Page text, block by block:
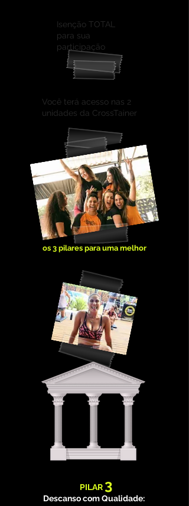
Isenção TOTAL
para sua
participação
3) Acesso VIP
Você terá acesso nas 2
unidades da CrossTainer
os 3 pilares para uma melhor
PILAR 3
Descanso com Qualidade: